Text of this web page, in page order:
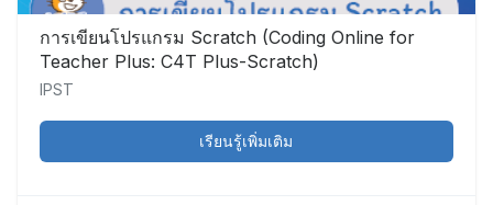
การเขียนโปรแกรม Scratch (Coding Online for
Teacher Plus: C4T Plus-Scratch)
IPST
เรียนรู้เพิ่มเติม